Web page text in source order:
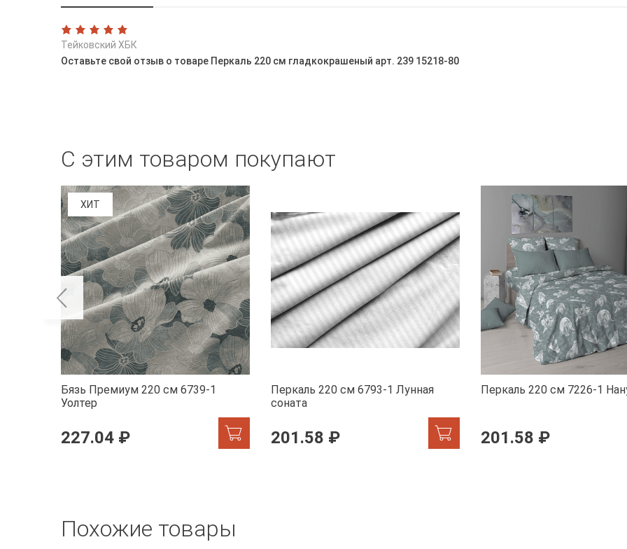
Тейковский ХБК
Оставьте свой отзыв о товаре Перкаль 220 см гладкокрашеный арт. 239 15218-80
С этим товаром покупают
ХИТ
Бязь Премиум 220 см 6739-1
Уолтер
227.04 ₽
Перкаль 220 см 6793-1 Лунная
соната
201.58 ₽
Перкаль 220 см 7226-1
201.58 ₽
Похожие товары